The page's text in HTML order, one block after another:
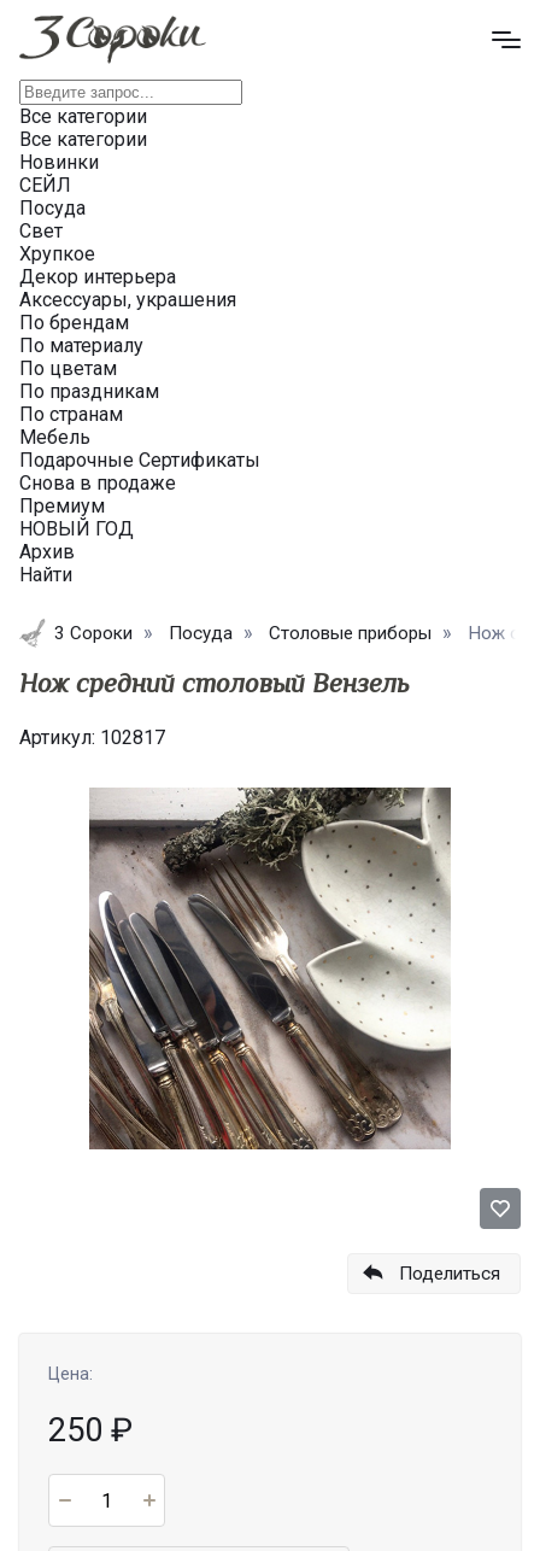
Все категории
Все категории
Новинки
СЕЙЛ
Посуда
Свет
Хрупкое
Декор интерьера
Аксессуары, украшения
По брендам
По материалу
По цветам
По праздникам
По странам
Мебель
Подарочные Сертификаты
Снова в продаже
Премиум
НОВЫЙ ГОД
Архив
Найти
3 Сороки Посуда Столовые приборы Нож
Нож средний столовый Вензель
Артикул: 102817
Поделиться
Цена:
250 ₽